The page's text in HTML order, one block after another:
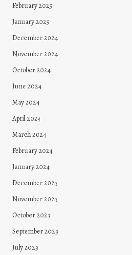
February 2025
January 2025
December 2024
November 2024
October 2024
June 2024
May 2024
April 2024
March 2024
February 2024
January 2024
December 2023
November 2023
October 2023
September 2023
July 2023